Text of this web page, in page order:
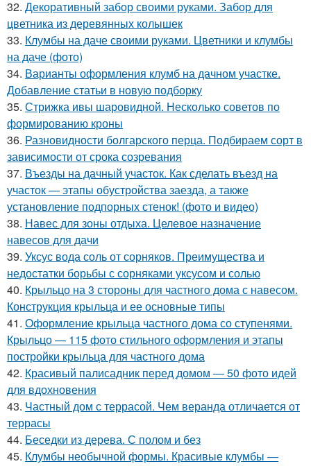
32. Декоративный забор своими руками. Забор для
цветника из деревянных колышек
33. Клумбы на даче своими руками. Цветники и клумбы
на даче (фото)
34. Варианты оформления клумб на дачном участке.
Добавление статьи в новую подборку
35. Стрижка ивы шаровидной. Несколько советов по
формированию кроны
36. Разновидности болгарского перца. Подбираем сорт в
зависимости от срока созревания
37. Въезды на дачный участок. Как сделать въезд на
участок — этапы обустройства заезда, а также
установление подпорных стенок! (фото и видео)
38. Навес для зоны отдыха. Целевое назначение
навесов для дачи
39. Уксус вода соль от сорняков. Преимущества и
недостатки борьбы с сорняками уксусом и солью
40. Крыльцо на 3 стороны для частного дома с навесом.
Конструкция крыльца и ее основные типы
41. Оформление крыльца частного дома со ступенями.
Крыльцо — 115 фото стильного оформления и этапы
постройки крыльца для частного дома
42. Красивый палисадник перед домом — 50 фото идей
для вдохновения
43. Частный дом с террасой. Чем веранда отличается от
террасы
44. Беседки из дерева. С полом и без
45. Клумбы необычной формы. Красивые клумбы —